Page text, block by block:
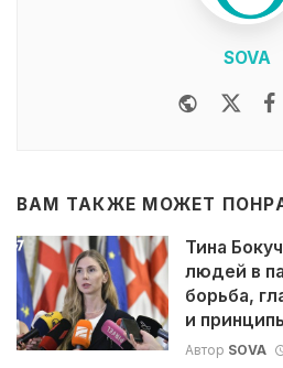
SOVA
Website
ВАМ ТАКЖЕ МОЖЕТ
Тина
людей в
борьба,
и
Автор SOVA